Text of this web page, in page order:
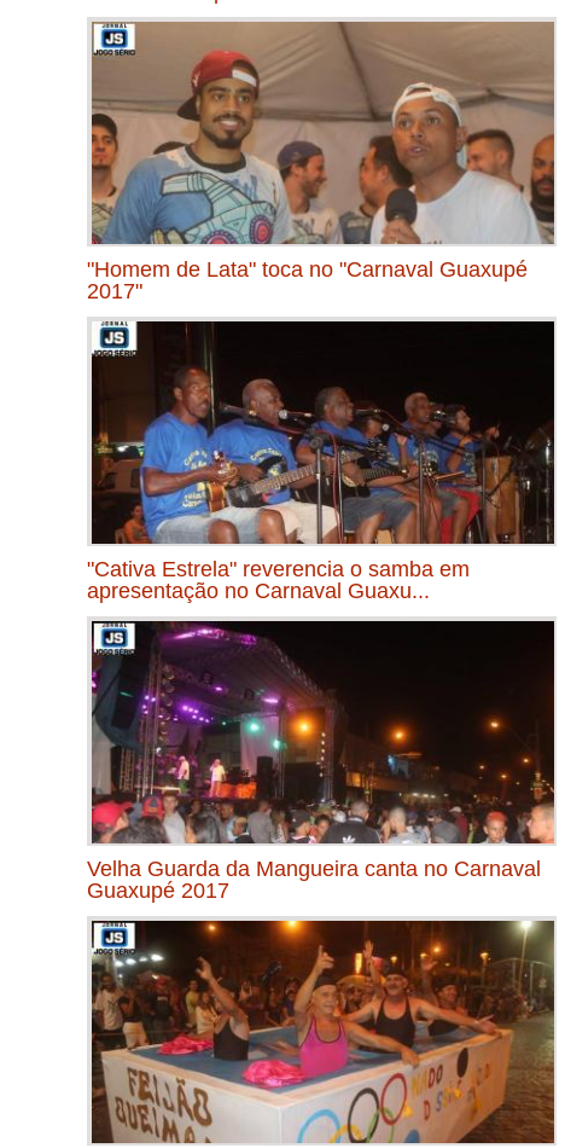
"Homem de Lata" toca no "Carnaval Guaxupé
2017"
"Cativa Estrela" reverencia o samba em
apresentação no Carnaval Guaxu...
Velha Guarda da Mangueira canta no Carnaval
Guaxupé 2017